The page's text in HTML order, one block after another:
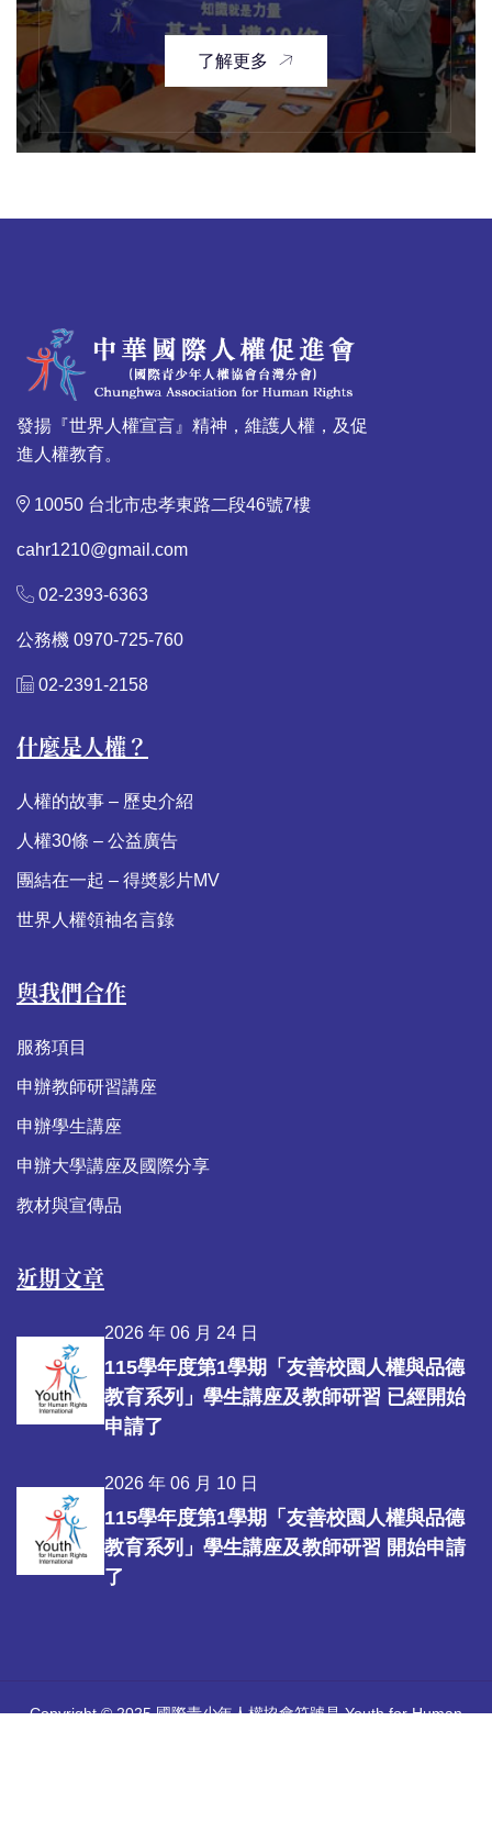
了解更多
發揚『世界人權宣言』精神，維護人權，及促
進人權教育。
10050 台北市忠孝東路二段46號7樓
cahr1210@gmail.com
02-2393-6363
公務機 0970-725-760
02-2391-2158
什麼是人權？
人權的故事 – 歷史介紹
人權30條 – 公益廣告
團結在一起 – 得奬影片MV
世界人權領袖名言錄
與我們合作
服務項目
申辦教師研習講座
申辦學生講座
申辦大學講座及國際分享
教材與宣傳品
近期文章
2026 年 06 月 24 日
115學年度第1學期「友善校園人權與品德
教育系列」學生講座及教師研習 已經開始
申請了
2026 年 06 月 10 日
115學年度第1學期「友善校園人權與品德
教育系列」學生講座及教師研習 開始申請
了
Copyright © 2025 國際青少年人權協會符號是 Youth for Human